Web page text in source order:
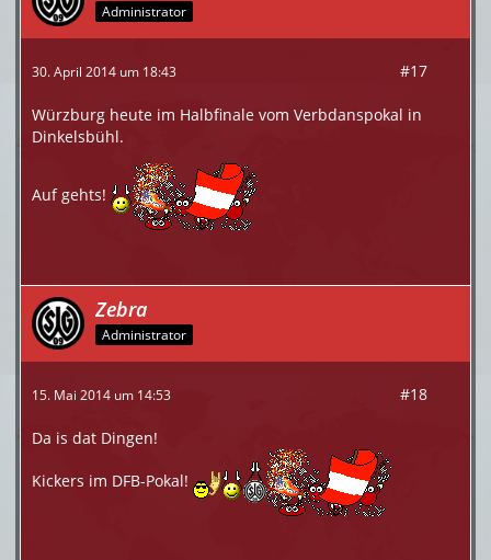
Administrator
30. April 2014 um 18:43 #17
Würzburg heute im Halbfinale vom Verbdanspokal in
Dinkelsbühl.
Auf gehts!
Zebra
Administrator
15. Mai 2014 um 14:53 #18
Da is dat Dingen!
Kickers im DFB-Pokal!